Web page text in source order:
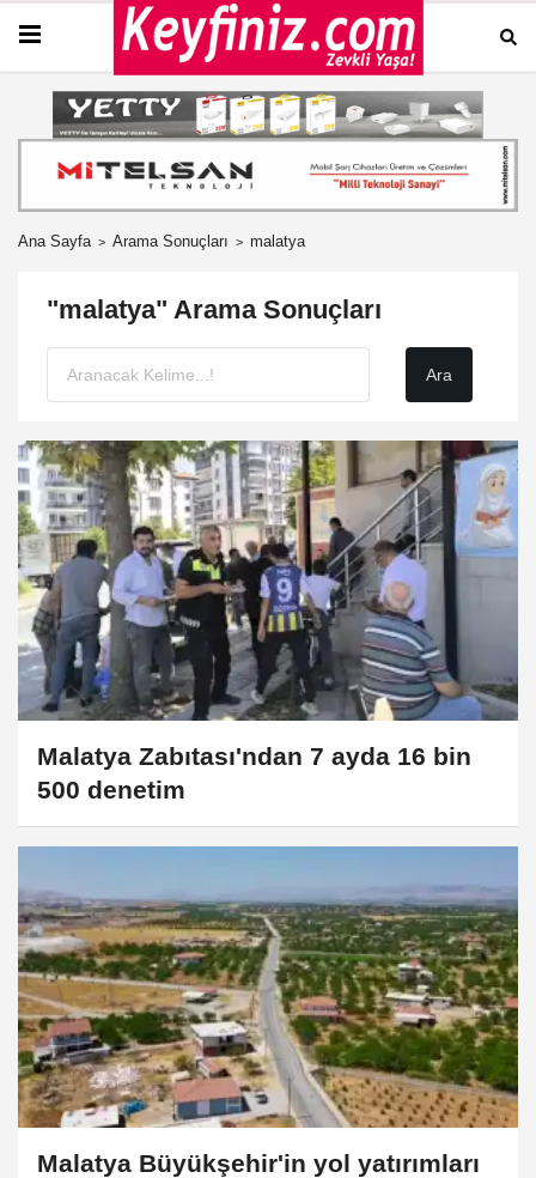
Ana Sayfa Arama Sonuçları malatya
"malatya" Arama Sonuçları
Malatya Zabıtası'ndan 7 ayda 16 bin
500 denetim
Malatya Büyükşehir'in yol yatırımları